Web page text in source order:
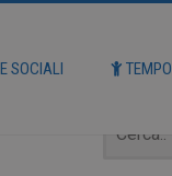
SOCIALI